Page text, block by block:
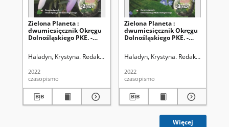
Zielona Planeta :
dwumiesięcznik Okręgu
Dolnośląskiego PKE. -
Haladyn, Krystyna. Redaktor
2022
czasopismo
Zielona Planeta :
dwumiesięcznik Okręgu
Dolnośląskiego PKE. -
Haladyn, Krystyna. Redaktor
2022
czasopismo
Więcej